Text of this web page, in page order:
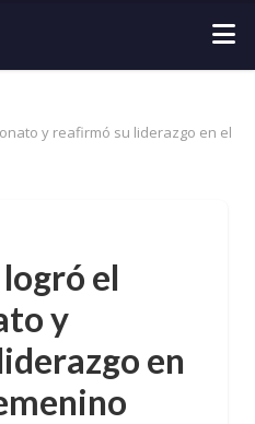
y reafirmó su liderazgo en el
el
y
en